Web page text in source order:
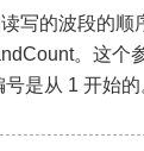
写的波段的顺
。这个
是从 1 开始的